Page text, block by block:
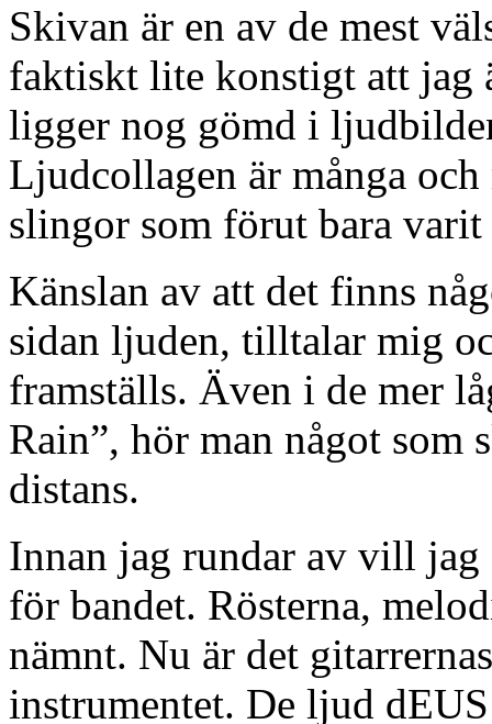
Skivan är en av de mest
faktiskt lite konstigt att jag
ligger nog gömd i
Ljudcollagen är många
slingor som förut bara varit
Känslan av att det finns
sidan ljuden, tilltalar mig
framställs. Även i de mer
Rain”, hör man något som
distans.
Innan jag rundar av vill
för bandet. Rösterna,
nämnt. Nu är det
instrumentet. De ljud